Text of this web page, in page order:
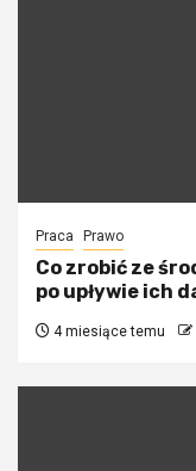
Praca Prawo
Co zrobić ze
po upływie ich
4 miesiące temu